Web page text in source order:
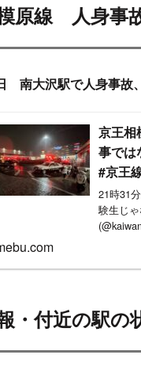
原線 人身事
南大沢駅で人身事故
京王相
事では
#京王
21時31
験生じ
・付近の駅の